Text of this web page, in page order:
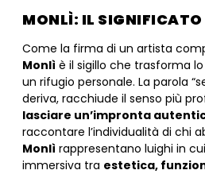
MONLÌ: IL
Come la firma di un artista
Monlì è il sigillo che trasforma
un rifugio personale. La parola
deriva, racchiude il senso più
lasciare un’impronta
raccontare l’individualità di chi
Monlì rappresentano luighi in
immersiva tra estetica,